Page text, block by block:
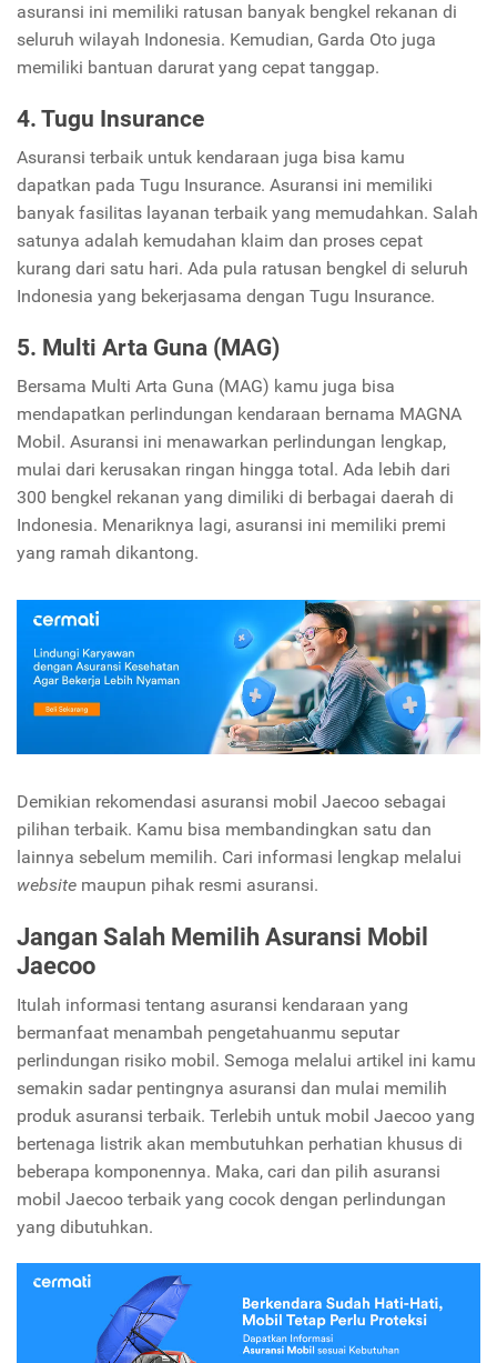
asuransi ini memiliki ratusan banyak bengkel rekanan di
seluruh wilayah Indonesia. Kemudian, Garda Oto juga
memiliki bantuan darurat yang cepat tanggap.
4. Tugu Insurance
Asuransi terbaik untuk kendaraan juga bisa kamu
dapatkan pada Tugu Insurance. Asuransi ini memiliki
banyak fasilitas layanan terbaik yang memudahkan. Salah
satunya adalah kemudahan klaim dan proses cepat
kurang dari satu hari. Ada pula ratusan bengkel di seluruh
Indonesia yang bekerjasama dengan Tugu Insurance.
5. Multi Arta Guna (MAG)
Bersama Multi Arta Guna (MAG) kamu juga bisa
mendapatkan perlindungan kendaraan bernama MAGNA
Mobil. Asuransi ini menawarkan perlindungan lengkap,
mulai dari kerusakan ringan hingga total. Ada lebih dari
300 bengkel rekanan yang dimiliki di berbagai daerah di
Indonesia. Menariknya lagi, asuransi ini memiliki premi
yang ramah dikantong.
Demikian rekomendasi asuransi mobil Jaecoo sebagai
pilihan terbaik. Kamu bisa membandingkan satu dan
lainnya sebelum memilih. Cari informasi lengkap melalui
website maupun pihak resmi asuransi.
Jangan Salah Memilih Asuransi Mobil
Jaecoo
Itulah informasi tentang asuransi kendaraan yang
bermanfaat menambah pengetahuanmu seputar
perlindungan risiko mobil. Semoga melalui artikel ini kamu
semakin sadar pentingnya asuransi dan mulai memilih
produk asuransi terbaik. Terlebih untuk mobil Jaecoo yang
bertenaga listrik akan membutuhkan perhatian khusus di
beberapa komponennya. Maka, cari dan pilih asuransi
mobil Jaecoo terbaik yang cocok dengan perlindungan
yang dibutuhkan.